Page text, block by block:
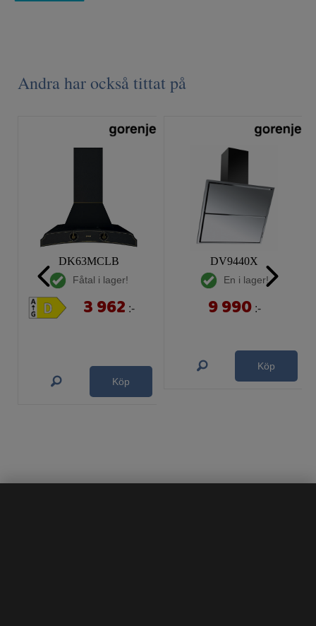
Andra har också tittat på
DK63MCLB
Fåtal i lager!
3 962 :-
Köp
DV9440X
En i lager!
9 990 :-
Köp